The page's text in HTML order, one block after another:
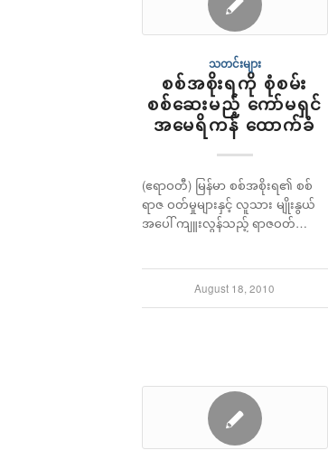
သတင်းများ
စစ်အစိုးရကို စုံစမ်း
စစ်ဆေးမည့် ကော်မရှင်
အမေရိကန် ထောက်ခံ
(ဧရာဝတီ) မြန်မာ စစ်အစိုးရ၏ စစ်
ရာဇ ဝတ်မှုများနှင့် လူသား မျိုးနွယ်
အပေါ် ကျူးလွန်သည့် ရာဇဝတ်…
August 18, 2010